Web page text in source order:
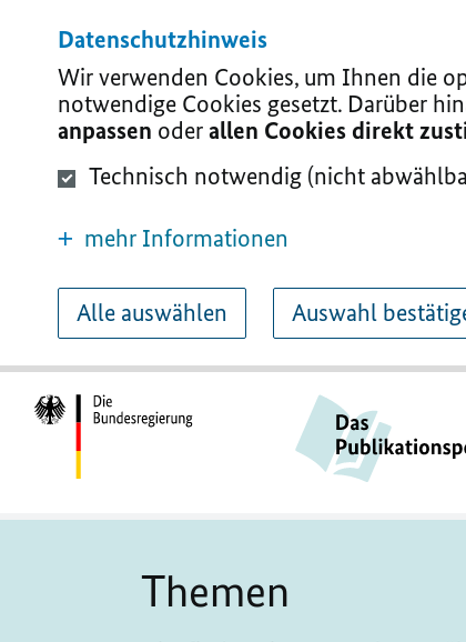
Datenschutzhinweis
Wir verwenden Cookies, um Ihnen die
notwendige Cookies gesetzt. Darüber
anpassen oderallen Cookies direkt
Technisch notwendig (nicht
mehr Informationen
Alle auswählen Auswahl
Themen